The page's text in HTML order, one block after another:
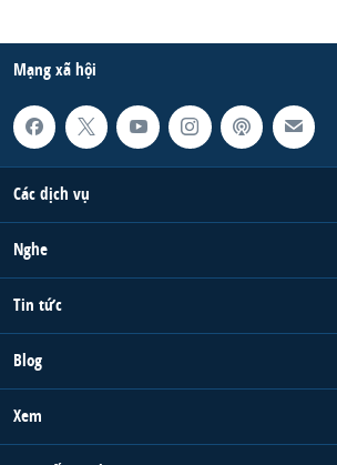
Mạng xã hội
Các dịch vụ
Nghe
Tin tức
Blog
Xem